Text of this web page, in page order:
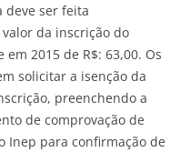
deve ser feita
da inscrição do
em 2015 de R$: 63,00. Os
solicitar a isenção da
preenchendo a
de comprovação de
Inep para confirmação de